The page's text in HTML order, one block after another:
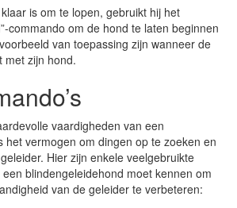
is om te lopen, gebruikt hij het
commando om de hond te laten beginnen
van toepassing zijn wanneer de
met zijn hond.
vaardigheden van een
het vermogen om dingen op te zoeken en
Hier zijn enkele veelgebruikte
een blindengeleidehond moet kennen om
van de geleider te verbeteren: